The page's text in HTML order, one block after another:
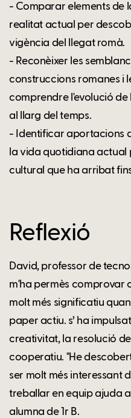
- Comparar elements de
realitat actual per
vigència del llegat romà.
- Reconèixer les
construccions romanes i
comprendre l'evolució de
al llarg del temps.
- Identificar aportacions
la vida quotidiana actual
cultural que ha arribat
Reflexió
David, professor de
m'ha permès comprovar
molt més significatiu
paper actiu. s’ ha
creativitat, la resolució
cooperatiu. "He
ser molt més interessant
treballar en equip ajuda a
alumna de 1r B.